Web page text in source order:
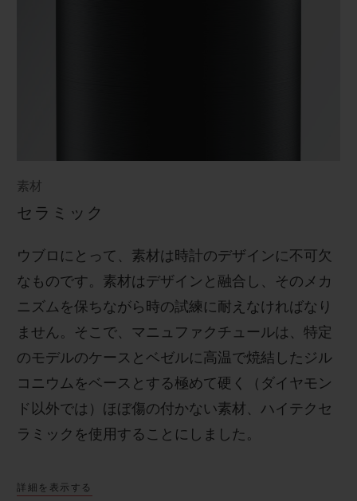
素材
セラミック
ウブロにとって、素材は時計のデザインに不可欠
なものです。素材はデザインと融合し、そのメカ
ニズムを保ちながら時の試練に耐えなければなり
ません。そこで、マニュファクチュールは、特定
のモデルのケースとベゼルに高温で焼結したジル
コニウムをベースとする極めて硬く（ダイヤモン
ド以外では）ほぼ傷の付かない素材、ハイテクセ
ラミックを使用することにしました。
詳細を表示する